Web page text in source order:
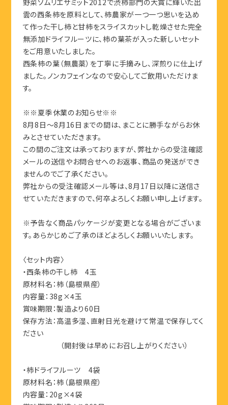
野菜ソムリエサミット2012で渋柿部門の大賞に輝いた出
雲の西条柿を原料として、柿農家が一つ一つ思いを込め
て作った干し柿と甘柿をスライスカットし乾燥させた完全
無添加ドライフルーツに、柿の葉茶が入った新しいセット
をご用意いたしました。
西条柿の葉（無農薬）を丁寧に手摘みし、深煎りに仕上げ
ました。ノンカフェインなので安心してご飲用いただけま
す。
※※夏季休業のお知らせ※※
8月8日～8月16日までの間は、まことに勝手ながらお休
みとさせていただきます。
この間のご注文は承っておりますが、弊社からの受注確認
メールの送信やお問合せへのお返事、商品の発送ができ
ませんのでご了承ください。
弊社からの受注確認メール等は、8月17日以降に送信さ
せていただきますので、何卒よろしくお願い申し上げます。
※予告なく商品パッケージが変更となる場合がございま
す。あらかじめご了承のほどよろしくお願いいたします。
〈セット内容〉
・西条柿の干し柿 4玉
原材料名：柿（島根県産）
内容量：38g×4玉
賞味期限：製造より60日
保存方法：高温多湿、直射日光を避けて常温で保存してく
ださい
（開封後は早めにお召し上がりください）
・柿ドライフルーツ 4袋
原材料名：柿（島根県産）
内容量：20g×4袋